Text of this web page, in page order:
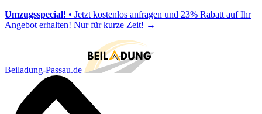
Umzugsspecial! • Jetzt kostenlos anfragen und 23% Rabatt auf Ihr
Angebot erhalten! Nur für kurze Zeit! →
Beiladung-Passau.de